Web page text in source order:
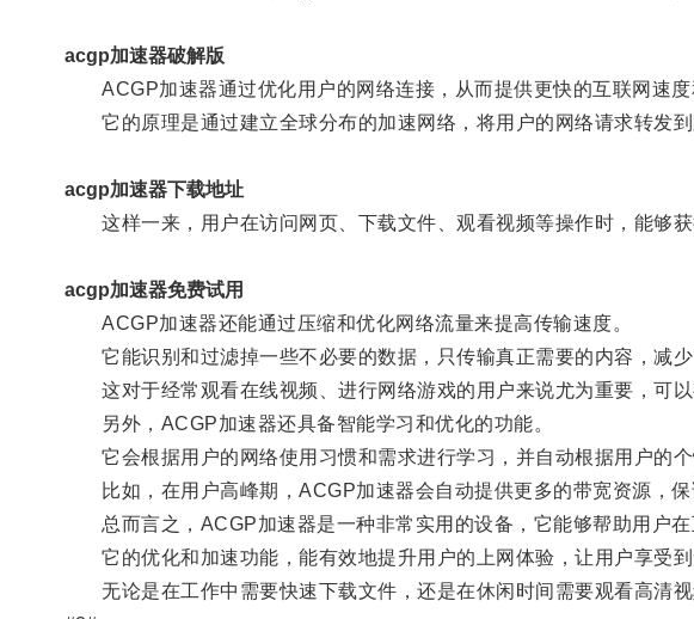
acgp加速器破解版
ACGP加速器通过优化用户的网络连接，从而提供更快的互联网速度
它的原理是通过建立全球分布的加速网络，将用户的网络请求转发到
acgp加速器下载地址
这样一来，用户在访问网页、下载文件、观看视频等操作时，能够获
acgp加速器免费试用
ACGP加速器还能通过压缩和优化网络流量来提高传输速度。
它能识别和过滤掉一些不必要的数据，只传输真正需要的内容，减少
这对于经常观看在线视频、进行网络游戏的用户来说尤为重要，可以
另外，ACGP加速器还具备智能学习和优化的功能。
它会根据用户的网络使用习惯和需求进行学习，并自动根据用户的个
比如，在用户高峰期，ACGP加速器会自动提供更多的带宽资源，保
总而言之，ACGP加速器是一种非常实用的设备，它能够帮助用户在
它的优化和加速功能，能有效地提升用户的上网体验，让用户享受到
无论是在工作中需要快速下载文件，还是在休闲时间需要观看高清视